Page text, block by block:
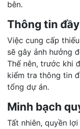
bên.
Thông tin
Việc cung cấp
sẽ gây ảnh hưởng
Thế nên, trước khi
kiểm tra thông tin
tổng dự án.
Minh bạch
Tất nhiên, quyền